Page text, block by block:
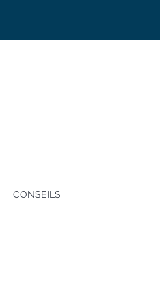
CONSEILS